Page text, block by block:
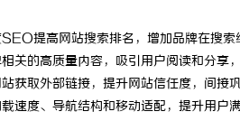
time： 2025-12-07
提高网站搜索排名，增加品牌在搜
关的高质量内容，吸引用户阅读和分享
获取外部链接，提升网站信任度，间接
速度、导航结构和移动适配，提升用户